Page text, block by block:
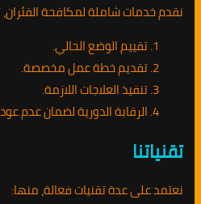
نقدم خدمات شاملة لمكافحة
تقييم الوضع الحالي.
تقديم خطة عمل مخصصة.
تنفيذ العلاجات اللازمة.
الرقابة الدورية لضمان عدم
تقنياتنا
نعتمد على عدة تقنيات فعالة، منها: